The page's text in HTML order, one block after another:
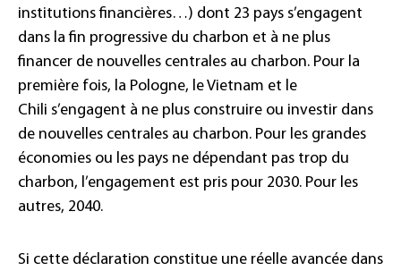
institutions financières…) dont 23 pays s’engagent
dans la fin progressive du charbon et à ne plus
financer de nouvelles centrales au charbon. Pour la
première fois, la Pologne, le Vietnam et le
Chili s’engagent à ne plus construire ou investir dans
de nouvelles centrales au charbon. Pour les grandes
économies ou les pays ne dépendant pas trop du
charbon, l’engagement est pris pour 2030. Pour les
autres, 2040.
Si cette déclaration constitue une réelle avancée dans